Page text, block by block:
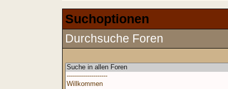
Suchoptionen
Durchsuche Foren